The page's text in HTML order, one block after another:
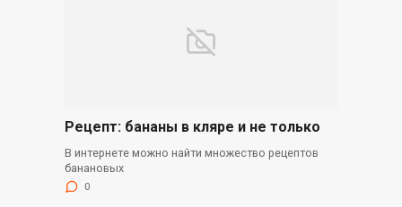
Рецепт: бананы в кляре и не только
В интернете можно найти множество рецептов
банановых
0